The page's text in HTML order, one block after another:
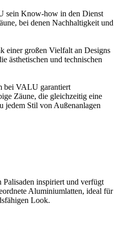
sein Know-how in den Dienst
bei denen Nachhaltigkeit und
einer großen Vielfalt an Designs
ästhetischen und technischen
bei VALU garantiert
Zäune, die gleichzeitig eine
jedem Stil von Außenanlagen
inspiriert und verfügt
Aluminiumlatten, ideal für
Look.